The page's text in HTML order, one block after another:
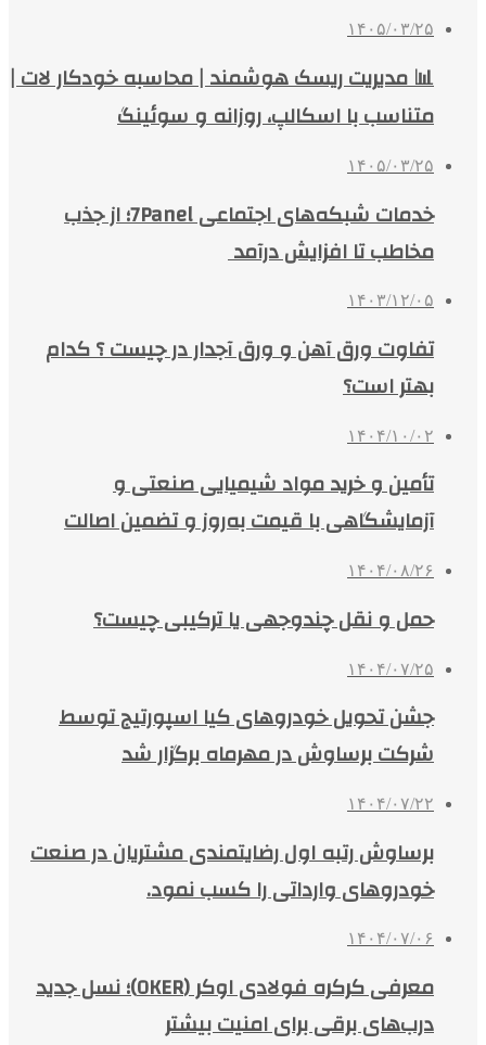
۱۴۰۵/۰۳/۲۵
📊 مدیریت ریسک هوشمند | محاسبه خودکار لات |
متناسب با اسکالپ، روزانه و سوئینگ
۱۴۰۵/۰۳/۲۵
خدمات شبکه‌های اجتماعی 7Panel؛ از جذب
مخاطب تا افزایش درآمد
۱۴۰۳/۱۲/۰۵
تفاوت ورق آهن و ورق آجدار در چیست ؟ کدام
بهتر است؟
۱۴۰۴/۱۰/۰۲
تأمین و خرید مواد شیمیایی صنعتی و
آزمایشگاهی با قیمت به‌روز و تضمین اصالت
۱۴۰۴/۰۸/۲۶
حمل و نقل چندوجهی یا ترکیبی چیست؟
۱۴۰۴/۰۷/۲۵
جشن تحویل خودروهای کیا اسپورتیج توسط
شرکت برساوش در مهرماه برگزار شد
۱۴۰۴/۰۷/۲۲
برساوش رتبه اول رضایتمندی مشتریان در صنعت
خودروهای وارداتی را کسب نمود.
۱۴۰۴/۰۷/۰۶
معرفی کرکره فولادی اوکر (OKER)؛ نسل جدید
درب‌های برقی برای امنیت بیشتر